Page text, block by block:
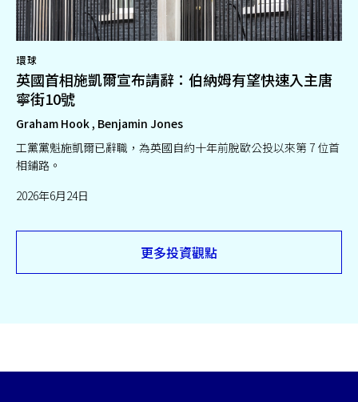
環球
英國首相施凱爾宣布請辭：伯納姆有望快速入主唐
寧街10號
Graham Hook , Benjamin Jones
工黨黨魁施凱爾已辭職，為英國自約十年前脫歐公投以來第 7 位首
相鋪路。
2026年6月24日
更多投資觀點